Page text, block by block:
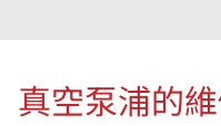
真空泵浦的